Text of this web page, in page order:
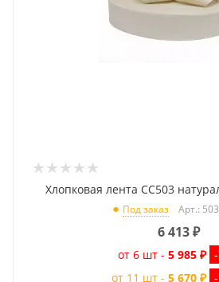
Хлопковая лента CC503
Под заказ Арт.:
6 413₽
от 6 шт - 5 985 ₽
от 11 шт - 5 670 ₽